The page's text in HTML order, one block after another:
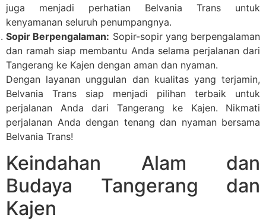
juga menjadi perhatian Belvania Trans untuk
kenyamanan seluruh penumpangnya.
Sopir Berpengalaman: Sopir-sopir yang berpengalaman
dan ramah siap membantu Anda selama perjalanan dari
Tangerang ke Kajen dengan aman dan nyaman.
Dengan layanan unggulan dan kualitas yang terjamin,
Belvania Trans siap menjadi pilihan terbaik untuk
perjalanan Anda dari Tangerang ke Kajen. Nikmati
perjalanan Anda dengan tenang dan nyaman bersama
Belvania Trans!
Keindahan Alam dan
Budaya Tangerang dan
Kajen